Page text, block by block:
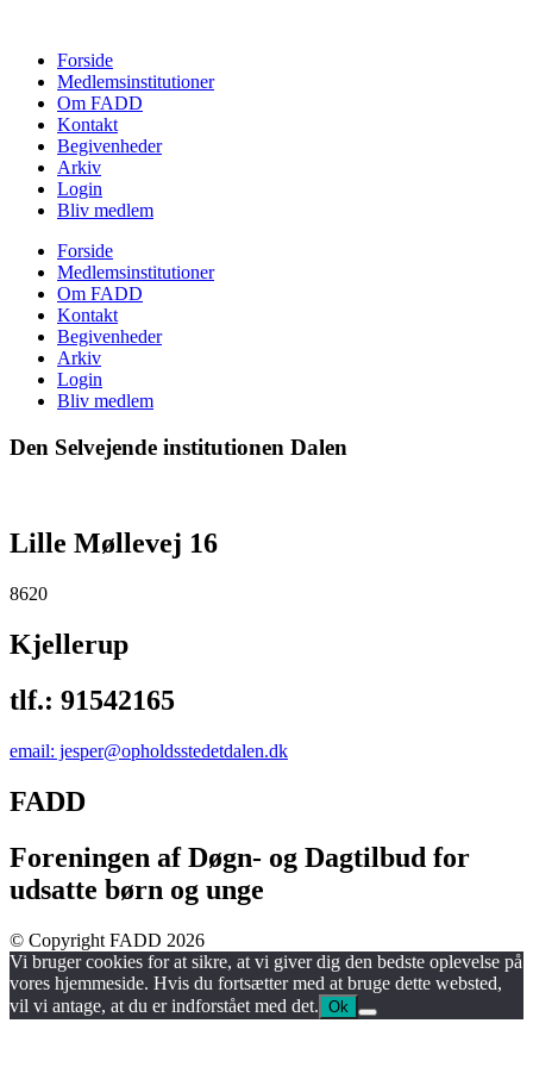
Forside
Medlemsinstitutioner
Om FADD
Kontakt
Begivenheder
Arkiv
Login
Bliv medlem
Forside
Medlemsinstitutioner
Om FADD
Kontakt
Begivenheder
Arkiv
Login
Bliv medlem
Den Selvejende institutionen Dalen
Lille Møllevej 16
8620
Kjellerup
tlf.: 91542165
email: jesper@opholdsstedetdalen.dk
FADD
Foreningen af Døgn- og Dagtilbud for
udsatte børn og unge
© Copyright FADD 2026
Vi bruger cookies for at sikre, at vi giver dig den bedste oplevelse på
vores hjemmeside. Hvis du fortsætter med at bruge dette websted,
vil vi antage, at du er indforstået med det. Ok